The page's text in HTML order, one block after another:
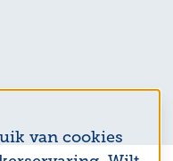
van cookies